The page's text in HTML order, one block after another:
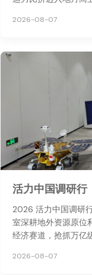
2026-08-07
2026 活力中国调研
室深耕地外资源原位
经济赛道，抢抓万亿
2026-08-07